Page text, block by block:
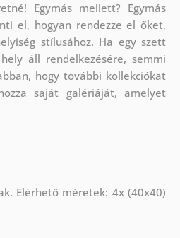
Egymás mellett? Egymás
el, hogyan rendezze el őket,
stílusához. Ha egy szett
áll rendelkezésére, semmi
hogy további kollekciókat
saját galériáját, amelyet
Elérhető méretek: 4x (40x40)